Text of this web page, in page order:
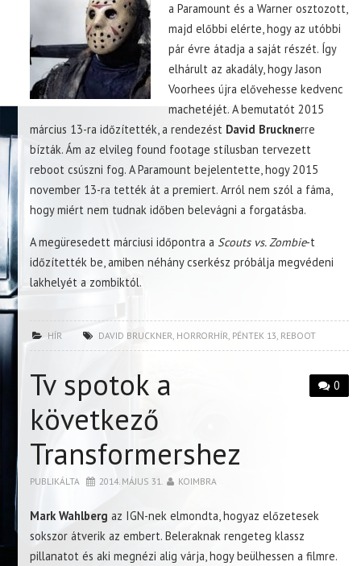
a Paramount és a Warner osztozott,
majd előbbi elérte, hogy az utóbbi
pár évre átadja a saját részét. Így
elhárult az akadály, hogy Jason
Voorhees újra elővehesse kedvenc
machetéjét. A bemutatót 2015
március 13-ra időzítették, a rendezést David Brucknerre
bízták. Ám az elvileg found footage stílusban tervezett
reboot csúszni fog. A Paramount bejelentette, hogy 2015
november 13-ra tették át a premiert. Arról nem szól a fáma,
hogy miért nem tudnak időben belevágni a forgatásba.
A megüresedett márciusi időpontra a Scouts vs. Zombie-t
időzítették be, amiben néhány cserkész próbálja megvédeni
lakhelyét a zombiktól.
HÍR DAVID BRUCKNER, HORRORHÍR, PÉNTEK 13, REBOOT
0
Tv spotok a
következő
Transformershez
PUBLIKÁLTA 2014. MÁJUS 31. KOIMBRA
Mark Wahlberg az IGN-nek elmondta, hogyaz előzetesek
sokszor átverik az embert. Beleraknak rengeteg klassz
pillanatot és aki megnézi alig várja, hogy beülhessen a filmre.